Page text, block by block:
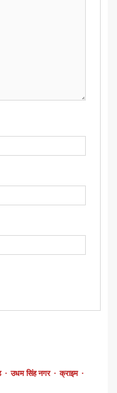
उधम सिंह नगर
क्राइम